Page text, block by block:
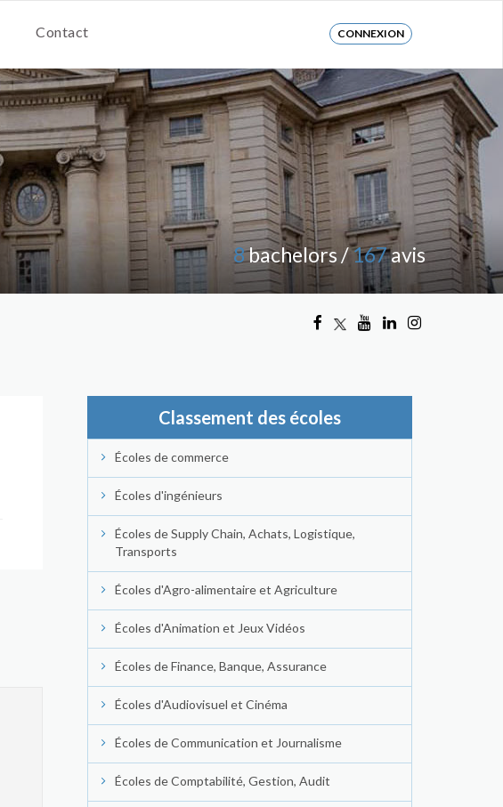
Contact CONNEXION
8bachelors /167avis
Classement des écoles
Écoles de commerce
Écoles d'ingénieurs
Écoles de Supply Chain, Achats, Logistique,
Transports
Écoles d'Agro-alimentaire et Agriculture
Écoles d'Animation et Jeux Vidéos
Écoles de Finance, Banque, Assurance
Écoles d'Audiovisuel et Cinéma
Écoles de Communication et Journalisme
Écoles de Comptabilité, Gestion, Audit